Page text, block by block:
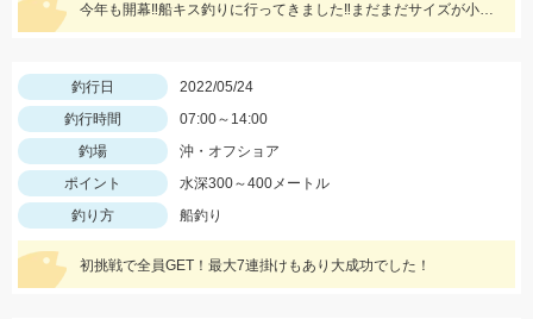
今年も開幕‼船キス釣りに行ってきました‼まだまだサイズが小さいものも混じりますが、ハリは8～10号の方が掛かりがよくオススメですよ‼
釣行日
2022/05/24
釣行時間
07:00～14:00
釣場
沖・オフショア
ポイント
水深300～400メートル
釣り方
船釣り
初挑戦で全員GET！最大7連掛けもあり大成功でした！